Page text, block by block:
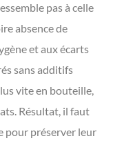
pas à celle
absence de
et aux écarts
sans additifs
vite en bouteille,
Résultat, il faut
pour préserver leur